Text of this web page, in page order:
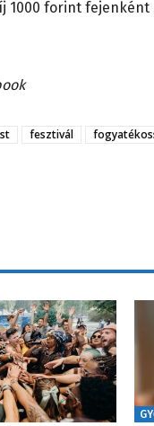
forint fejenként
fesztivál